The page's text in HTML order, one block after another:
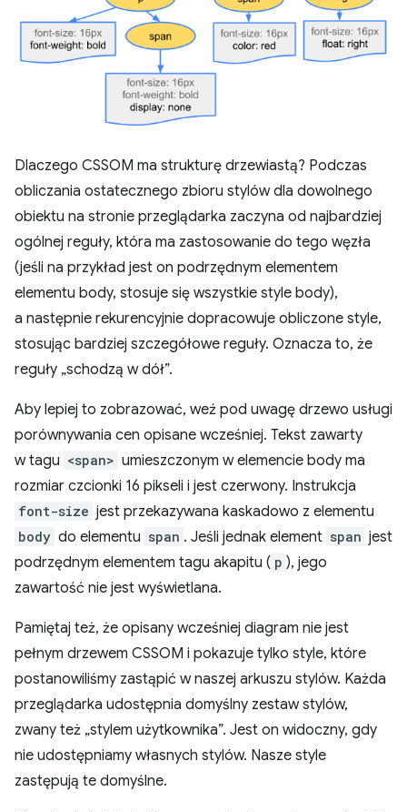
Dlaczego CSSOM ma strukturę drzewiastą? Podczas
obliczania ostatecznego zbioru stylów dla dowolnego
obiektu na stronie przeglądarka zaczyna od najbardziej
ogólnej reguły, która ma zastosowanie do tego węzła
(jeśli na przykład jest on podrzędnym elementem
elementu body, stosuje się wszystkie style body),
a następnie rekurencyjnie dopracowuje obliczone style,
stosując bardziej szczegółowe reguły. Oznacza to, że
reguły „schodzą w dół”.
Aby lepiej to zobrazować, weź pod uwagę drzewo usługi
porównywania cen opisane wcześniej. Tekst zawarty
w tagu <span> umieszczonym w elemencie body ma
rozmiar czcionki 16 pikseli i jest czerwony. Instrukcja
font-size jest przekazywana kaskadowo z elementu
body do elementu span . Jeśli jednak element span jest
podrzędnym elementem tagu akapitu ( p ), jego
zawartość nie jest wyświetlana.
Pamiętaj też, że opisany wcześniej diagram nie jest
pełnym drzewem CSSOM i pokazuje tylko style, które
postanowiliśmy zastąpić w naszej arkuszu stylów. Każda
przeglądarka udostępnia domyślny zestaw stylów,
zwany też „stylem użytkownika”. Jest on widoczny, gdy
nie udostępniamy własnych stylów. Nasze style
zastępują te domyślne.